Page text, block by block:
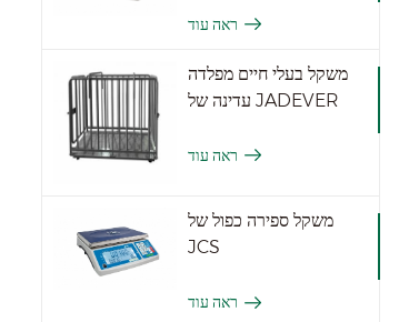
ראה עוד
משקל בעלי חיים מפלדה
עדינה של JADEVER
ראה עוד
משקל ספירה כפול של
JCS
ראה עוד